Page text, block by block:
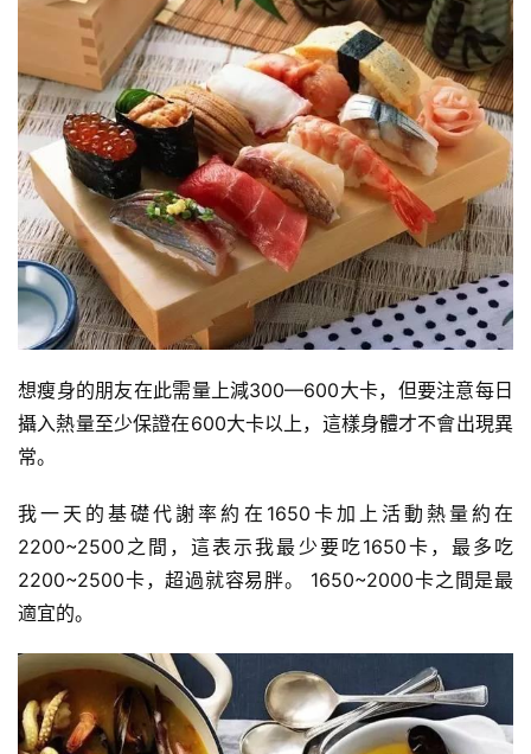
脂
計
劃
氧
動
想瘦身的朋友在此需量上減300—600大卡，但要注意每日
攝入熱量至少保證在600大卡以上，這樣身體才不會出現異
常。
我一天的基礎代謝率約在1650卡加上活動熱量約在
2200~2500之間，這表示我最少要吃1650卡，最多吃
2200~2500卡，超過就容易胖。 1650~2000卡之間是最
適宜的。